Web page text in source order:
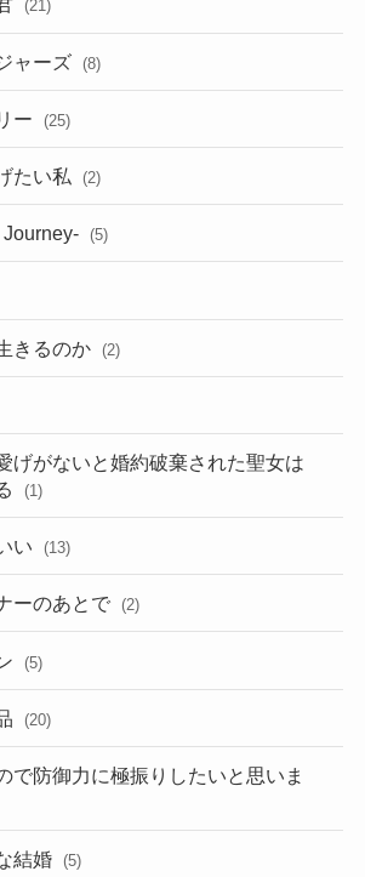
(21)
ャーズ (8)
ー (25)
たい私 (2)
(5)
きるのか (2)
げがないと婚約破棄された聖女は
(1)
い (13)
ーのあとで (2)
(5)
(20)
で防御力に極振りしたいと思いま
結婚 (5)